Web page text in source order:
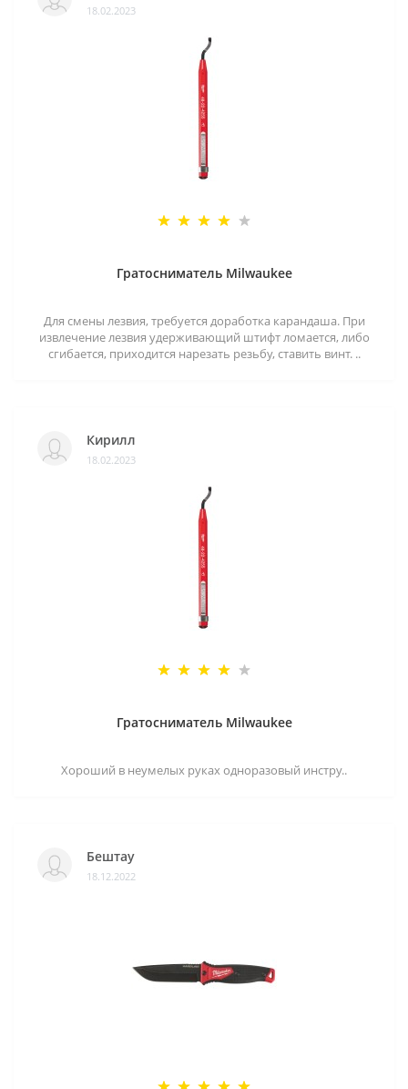
18.02.2023
Гратосниматель Milwaukee
Для смены лезвия, требуется доработка карандаша. При
извлечение лезвия удерживающий штифт ломается, либо
сгибается, приходится нарезать резьбу, ставить винт. ..
Кирилл
18.02.2023
Гратосниматель Milwaukee
Хороший в неумелых руках одноразовый инстру..
Бештау
18.12.2022